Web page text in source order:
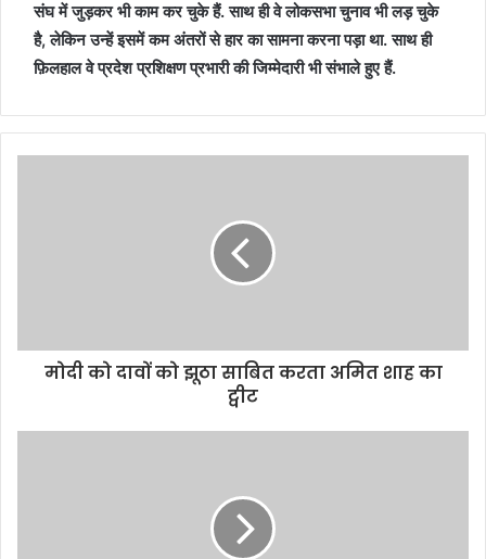
संघ में जुड़कर भी काम कर चुके हैं. साथ ही वे लोकसभा चुनाव भी लड़ चुके
है, लेकिन उन्हें इसमें कम अंतरों से हार का सामना करना पड़ा था. साथ ही
फ़िलहाल वे प्रदेश प्रशिक्षण प्रभारी की जिम्मेदारी भी संभाले हुए हैं.
मोदी को दावों को झूठा साबित करता अमित शाह का
ट्वीट